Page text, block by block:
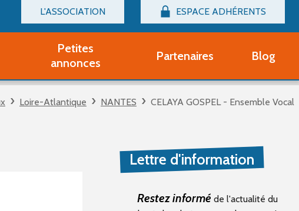
L'ASSOCIATION
Billetterie
Devenir adhérent Groupe Vocal
Devenir adhérent Partenaire
Ouvrir un compte Découverte
ESPACE ADHÉRENTS
Connexion
Petites
annonces
Partitions d'occasion
Partenaires Blog
Loire-Atlantique NANTES CELAYA GOSPEL - Ensemble Vocal
Lettre d'information
Restez informé de l'actualité du